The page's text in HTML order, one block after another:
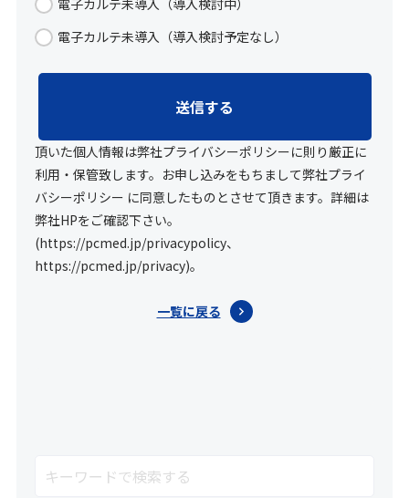
電子カルテ未導入（導入検討中）
電子カルテ未導入（導入検討予定なし）
頂いた個人情報は弊社プライバシーポリシーに則り厳正に
利用・保管致します。お申し込みをもちまして弊社プライ
バシーポリシー に同意したものとさせて頂きます。詳細は
弊社HPをご確認下さい。
(https://pcmed.jp/privacypolicy、
https://pcmed.jp/privacy)。
一覧に戻る